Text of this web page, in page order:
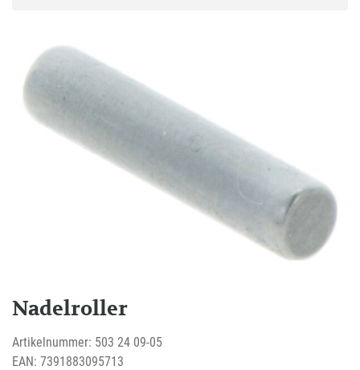
Nadelroller
Artikelnummer: 503 24 09-05
EAN: 7391883095713